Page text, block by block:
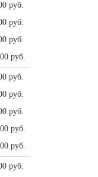
руб.
руб.
руб.
руб.
руб.
руб.
руб.
руб.
руб.
руб.